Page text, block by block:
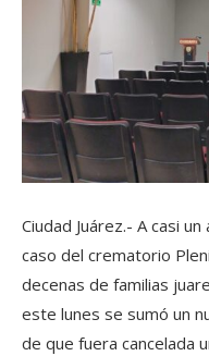
Ciudad Juárez.- A casi
caso del crematorio
decenas de familias
este lunes se sumó un
de que fuera cancelada